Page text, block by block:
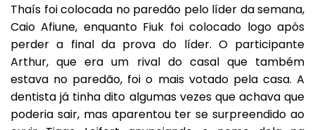
Thaís foi colocada no paredão pelo líder da semana,
Caio Afiune, enquanto Fiuk foi colocado logo após
perder a final da prova do líder. O participante
Arthur, que era um rival do casal que também
estava no paredão, foi o mais votado pela casa. A
dentista já tinha dito algumas vezes que achava que
poderia sair, mas aparentou ter se surpreendido ao